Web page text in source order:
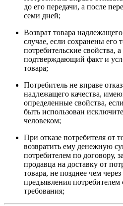
до его передачи, а после
семи дней;
Возврат товара
случае, если сохранены его
потребительские свойства,
подтверждающий факт и
товара;
Потребитель не вправе
надлежащего качества,
определенные свойства,
быть использован
человеком;
При отказе потребителя от
возвратить ему денежную
потребителем по договору,
продавца на доставку от
товара, не позднее чем
предъявления потребителем
требования;